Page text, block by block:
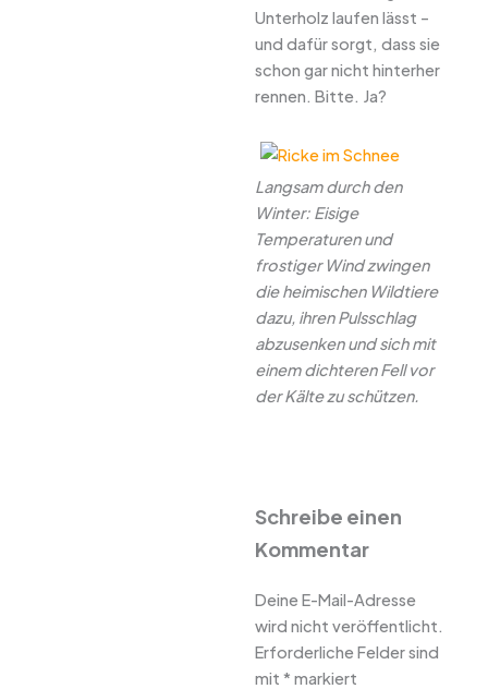
Unterholz laufen lässt –
und dafür sorgt, dass sie
schon gar nicht hinterher
rennen. Bitte. Ja?
Langsam durch den
Winter: Eisige
Temperaturen und
frostiger Wind zwingen
die heimischen Wildtiere
dazu, ihren Pulsschlag
abzusenken und sich mit
einem dichteren Fell vor
der Kälte zu schützen.
Schreibe einen
Kommentar
Deine E-Mail-Adresse
wird nicht veröffentlicht.
Erforderliche Felder sind
mit * markiert